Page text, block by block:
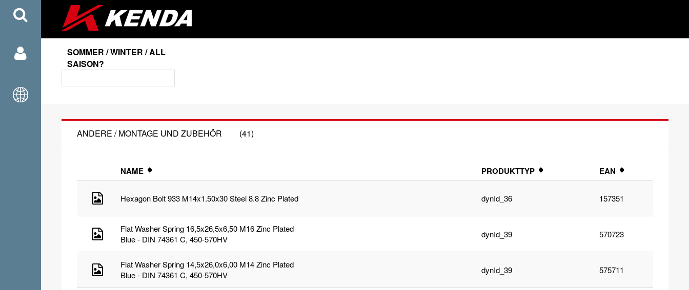
SOMMER / WINTER / ALL
SAISON?
ANDERE / MONTAGE UND ZUBEHÖR (41)
NAME PRODUKTTYP EAN
Hexagon Bolt 933 M14x1.50x30 Steel 8.8 Zinc Plated dynId_36 157351
Flat Washer Spring 16,5x26,5x6,50 M16 Zinc Plated
Blue - DIN 74361 C, 450-570HV
dynId_39 570723
Flat Washer Spring 14,5x26,0x6,00 M14 Zinc Plated
Blue - DIN 74361 C, 450-570HV
dynId_39 575711